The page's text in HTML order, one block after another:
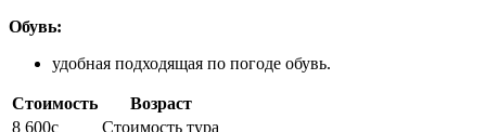
Обувь:
удобная подходящая по погоде обувь.
Стоимость
Возраст
8 600c
Стоимость тура